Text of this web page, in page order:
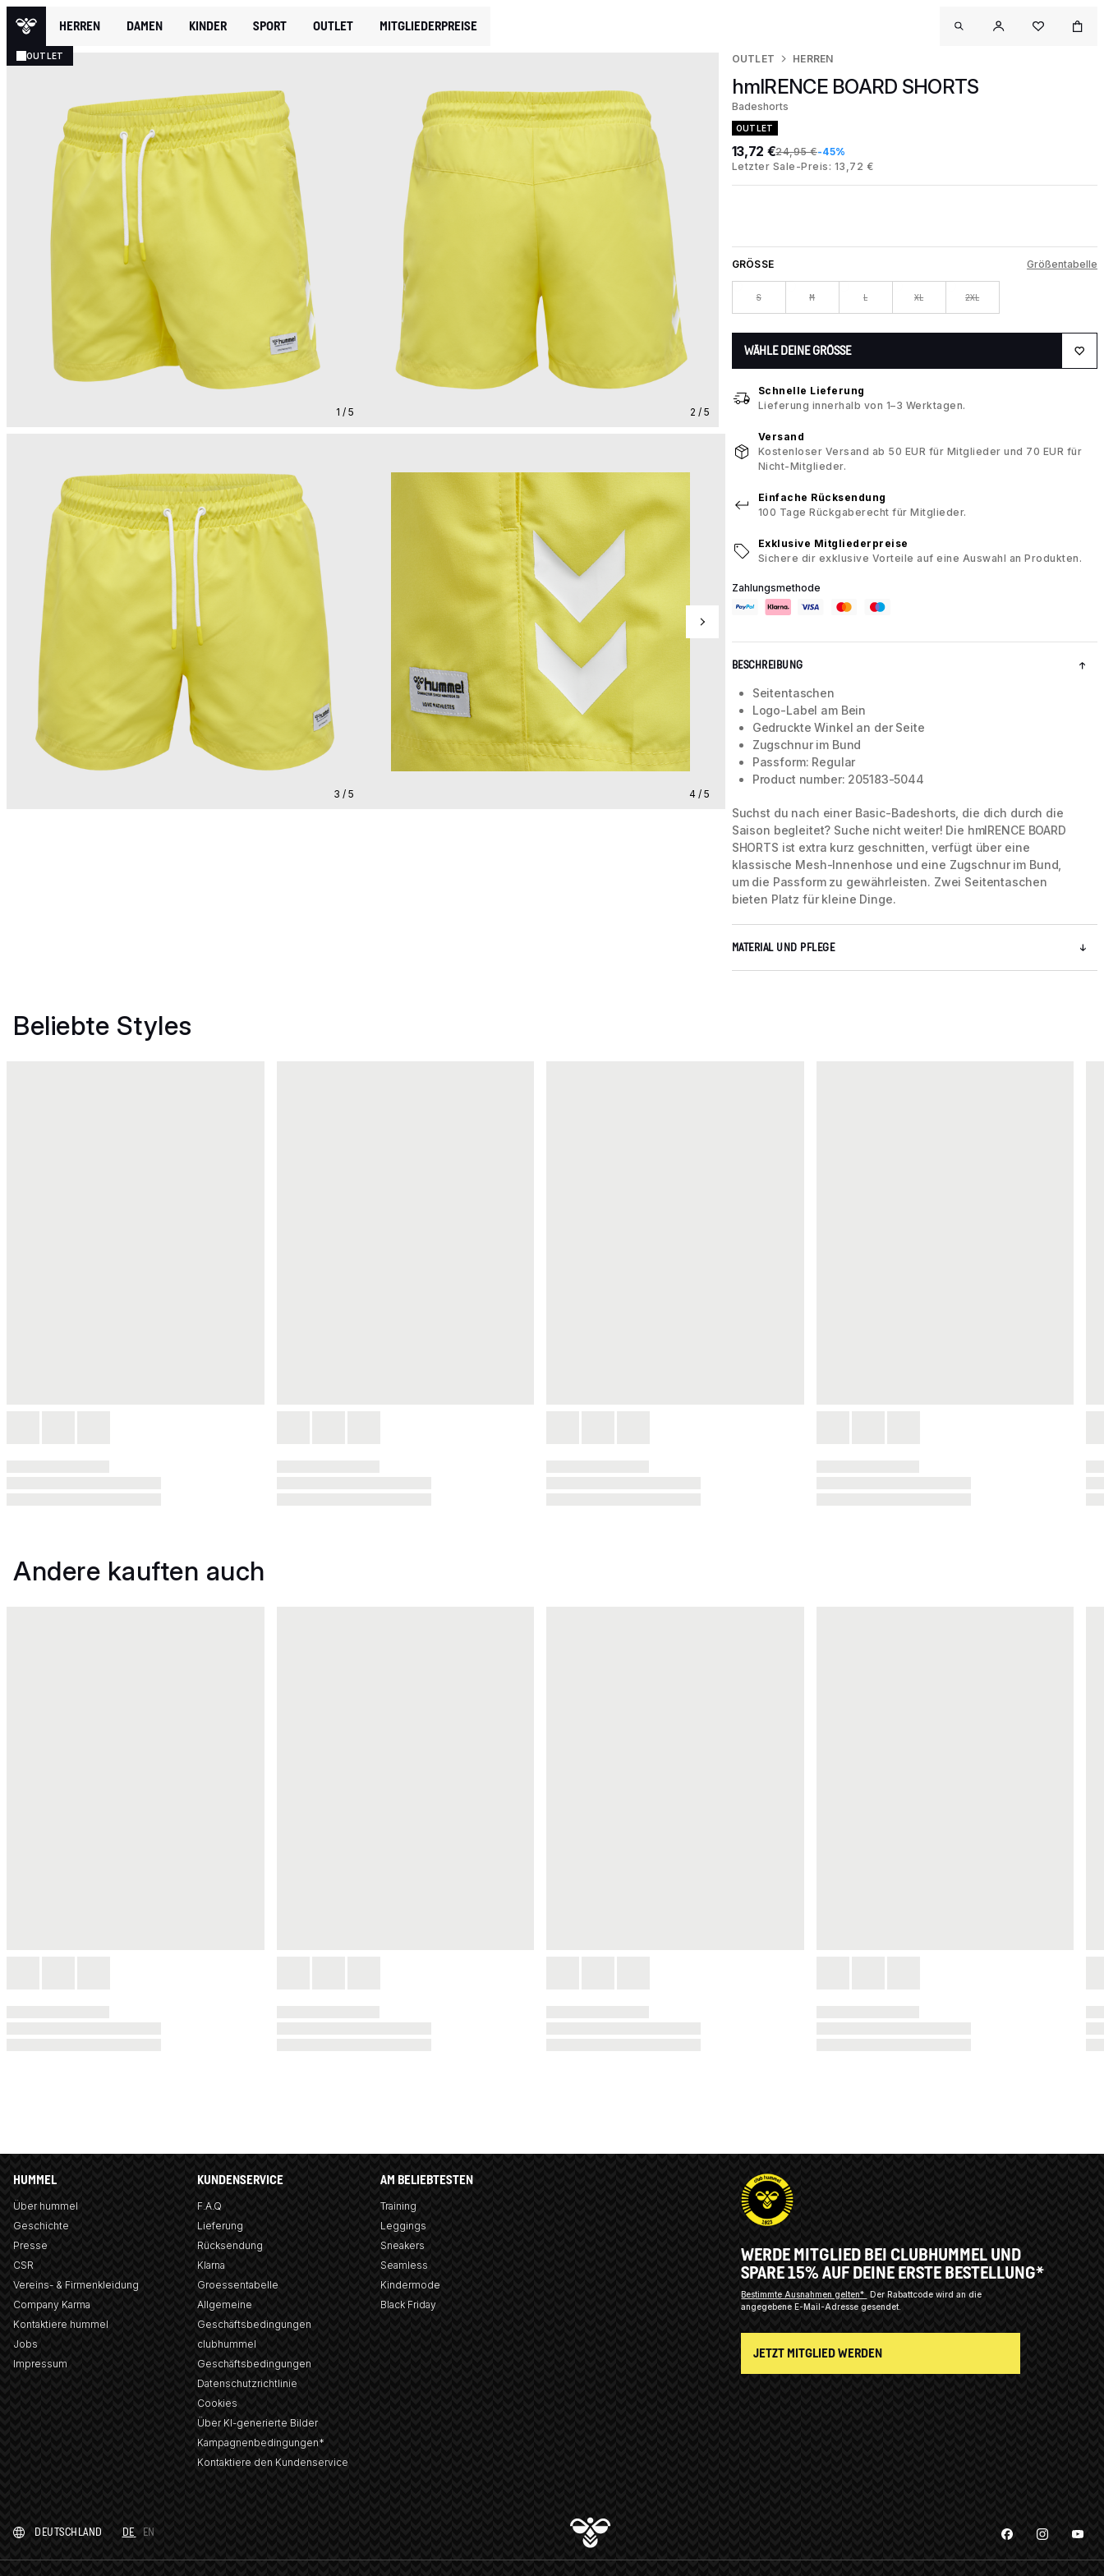
HERREN DAMEN KINDER SPORT OUTLET MITGLIEDERPREISE
OUTLET
1 / 5 2 / 5
3 / 5 4 / 5
OUTLET HERREN
hmlRENCE BOARD SHORTS
Badeshorts
OUTLET
13,72 €24,95 €-45%
Letzter Sale-Preis: 13,72 €
GRÖSSE Größentabelle
S M L XL 2XL
WÄHLE DEINE GRÖSSE
Schnelle Lieferung
Lieferung innerhalb von 1–3 Werktagen.
Versand
Kostenloser Versand ab 50 EUR für Mitglieder und 70 EUR für
Nicht-Mitglieder.
Einfache Rücksendung
100 Tage Rückgaberecht für Mitglieder.
Exklusive Mitgliederpreise
Sichere dir exklusive Vorteile auf eine Auswahl an Produkten.
Zahlungsmethode
BESCHREIBUNG
Seitentaschen
Logo-Label am Bein
Gedruckte Winkel an der Seite
Zugschnur im Bund
Passform: Regular
Product number: 205183-5044
Suchst du nach einer Basic-Badeshorts, die dich durch die
Saison begleitet? Suche nicht weiter! Die hmlRENCE BOARD
SHORTS ist extra kurz geschnitten, verfügt über eine
klassische Mesh-Innenhose und eine Zugschnur im Bund,
um die Passform zu gewährleisten. Zwei Seitentaschen
bieten Platz für kleine Dinge.
MATERIAL UND PFLEGE
Beliebte Styles
Andere kauften auch
HUMMEL
Über hummel
Geschichte
Presse
CSR
Vereins- & Firmenkleidung
Company Karma
Kontaktiere hummel
Jobs
Impressum
KUNDENSERVICE
F.A.Q
Lieferung
Rücksendung
Klarna
Groessentabelle
Allgemeine
Geschäftsbedingungen
clubhummel
Geschäftsbedingungen
Datenschutzrichtlinie
Cookies
Über KI-generierte Bilder
Kampagnenbedingungen*
Kontaktiere den Kundenservice
AM BELIEBTESTEN
Training
Leggings
Sneakers
Seamless
Kindermode
Black Friday
WERDE MITGLIED BEI CLUBHUMMEL UND
SPARE 15% AUF DEINE ERSTE BESTELLUNG*
Bestimmte Ausnahmen gelten*
Der Rabattcode wird an die
angegebene E-Mail-Adresse gesendet.
JETZT MITGLIED WERDEN
DEUTSCHLAND DE EN